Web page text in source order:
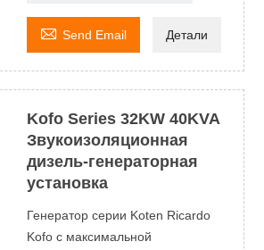
 Send Email Детали
Kofo Series 32KW 40KVA
Звукоизоляционная
дизель-генераторная
установка
Генератор серии Koten Ricardo
Kofo с максимальной